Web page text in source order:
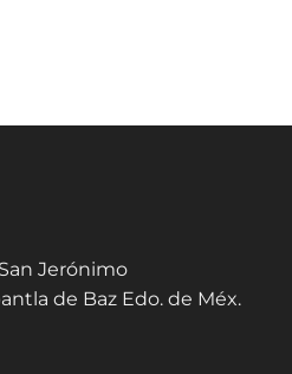
Jerónimo
de Baz Edo. de Méx.